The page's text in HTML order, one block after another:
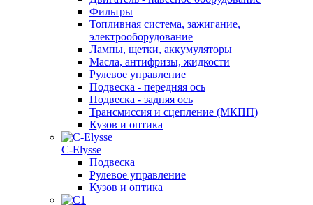
Фильтры
Топливная система, зажигание,
электрооборудование
Лампы, щетки, аккумуляторы
Масла, антифризы, жидкости
Рулевое управление
Подвеска - передняя ось
Подвеска - задняя ось
Трансмиссия и сцепление (МКПП)
Кузов и оптика
C-Elysse
Подвеска
Рулевое управление
Кузов и оптика